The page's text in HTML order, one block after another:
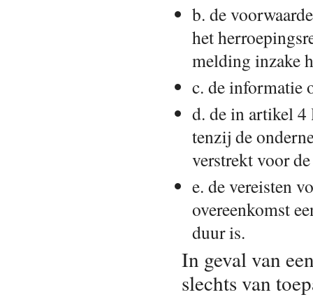
b. de
het
melding inzake
c. de informatie
d. de in artikel 4
tenzij de
verstrekt voor
e. de vereisten
overeenkomst
duur is.
In geval van
slechts van